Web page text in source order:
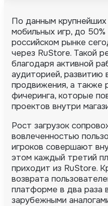
По данным крупнейших
мобильных игр, до
российском рынке
через RuStore. Такой
благодаря активной
аудиторией, развитию
продвижения, а
фичеринга, которые
проектов внутри
Рост загрузок
вовлеченностью
игроков совершают
этом каждый третий
приходит из RuStore.
возврата
платформе в два раза
зарубежными